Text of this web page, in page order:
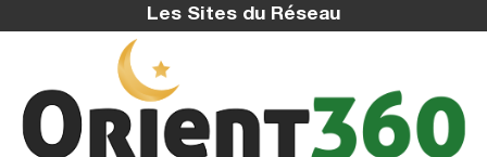
Les Sites du Réseau